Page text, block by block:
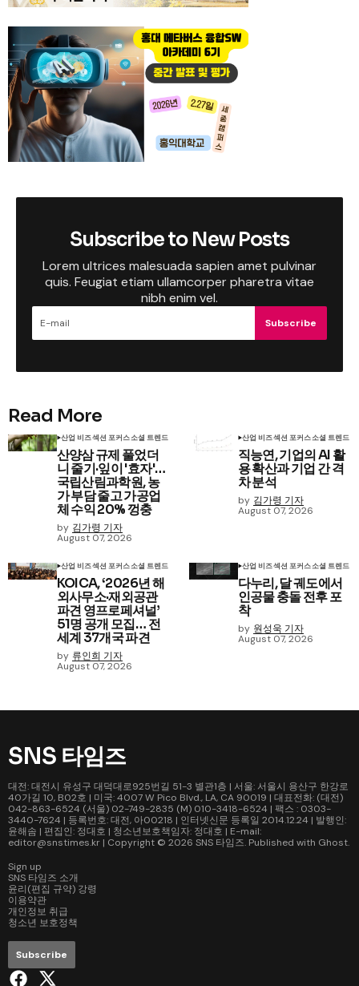
Subscribe to New Posts
Lorem ultrices malesuada sapien amet pulvinar
quis. Feugiat etiam ullamcorper pharetra vitae
nibh enim vel.
Subscribe
Read More
산업 비즈섹션 포커스소셜 트렌드
산양삼 규제 풀었더
니 줄기·잎이 '효자'…
국립산림과학원, 농
가 부담 줄고 가공업
체 수익 20% 껑충
by 김가령 기자
August 07, 2026
산업 비즈섹션 포커스소셜 트렌드
직능연, 기업의 AI 활
용 확산과 기업 간 격
차 분석
by 김가령 기자
August 07, 2026
산업 비즈섹션 포커스소셜 트렌드
KOICA, ‘2026년 해
외사무소·재외공관
파견 영프로페셔널’
51명 공개 모집… 전
세계 37개국 파견
by 류인희 기자
August 07, 2026
산업 비즈섹션 포커스소셜 트렌드
다누리, 달 궤도에서
인공물 충돌 전후 포
착
by 원성욱 기자
August 07, 2026
SNS 타임즈
대전: 대전시 유성구 대덕대로925번길 51-3 별관1층 | 서울: 서울시 용산구 한강로
40가길 10, B02호 | 미국: 4007 W Pico Blvd., LA, CA 90019 | 대표전화: (대전)
042-863-6524 (서울) 02-749-2835 (M) 010-3418-6524 | 팩스 : 0303-
3440-7624 | 등록번호: 대전, 아00218 | 인터넷신문 등록일 2014.12.24 | 발행인:
윤해솜 | 편집인: 정대호 | 청소년보호책임자: 정대호 | E-mail:
editor@snstimes.kr | Copyright © 2026 SNS 타임즈. Published with Ghost.
Sign up
SNS 타임즈 소개
윤리(편집 규약) 강령
이용약관
개인정보 취급
청소년 보호정책
Subscribe